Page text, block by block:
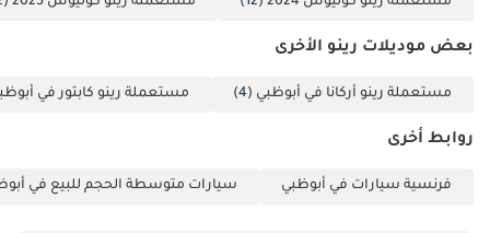
بعض موديلات رينو الأخرى
مستعملة رينو أركانا في أبوظبي (4) مستعملة رينو كابتور في
روابط أخرى
فرنسية سيارات في أبوظبي سيارات متوسطة الحجم للبيع في